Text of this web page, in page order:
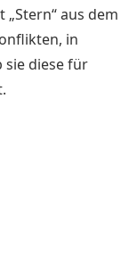
aus dem
in
sie diese für